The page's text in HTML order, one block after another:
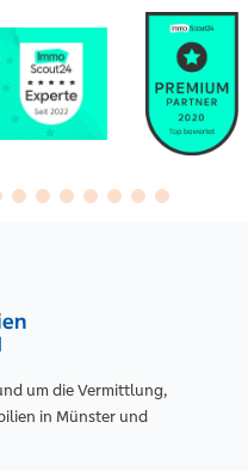
um die Vermittlung,
in Münster und